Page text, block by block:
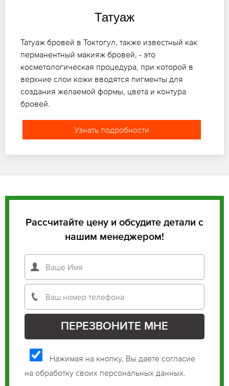
Татуаж
Татуаж бровей в Токтогул, также известный как
перманентный макияж бровей, - это
косметологическая процедура, при которой в
верхние слои кожи вводятся пигменты для
создания желаемой формы, цвета и контура
бровей.
Узнать подробности
Рассчитайте цену и обсудите детали с
нашим менеджером!
Нажимая на кнопку, Вы даете согласие
на обработку своих персональных данных.